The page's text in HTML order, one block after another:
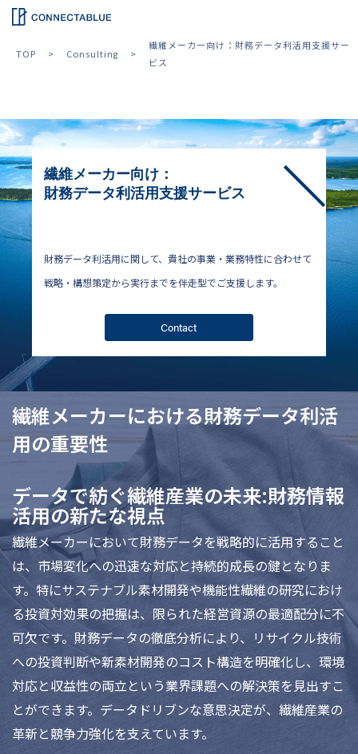
TOP Consulting
繊維メーカー向け：財務データ利活用支援サー
ビス
繊維メーカー向け：
財務データ利活用支援サービス
財務データ利活用に関して、貴社の事業・業務特性に合わせて
戦略・構想策定から実行までを伴走型でご支援します。
Contact
繊維メーカーにおける財務データ利活
用の重要性
データで紡ぐ繊維産業の未来:財務情報
活用の新たな視点
繊維メーカーにおいて財務データを戦略的に活用すること
は、市場変化への迅速な対応と持続的成長の鍵となりま
す。特にサステナブル素材開発や機能性繊維の研究におけ
る投資対効果の把握は、限られた経営資源の最適配分に不
可欠です。財務データの徹底分析により、リサイクル技術
への投資判断や新素材開発のコスト構造を明確化し、環境
対応と収益性の両立という業界課題への解決策を見出すこ
とができます。データドリブンな意思決定が、繊維産業の
革新と競争力強化を支えています。